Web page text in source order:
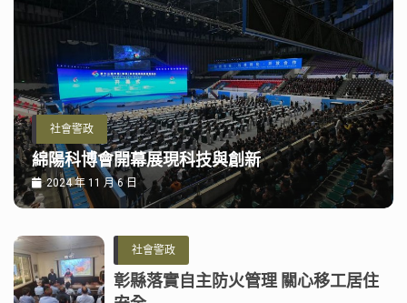
社會警政
綿陽科博會開幕展現科技與創新
2024 年 11 月 6 日
社會警政
彰縣落實自主防火管理 關心移工居住